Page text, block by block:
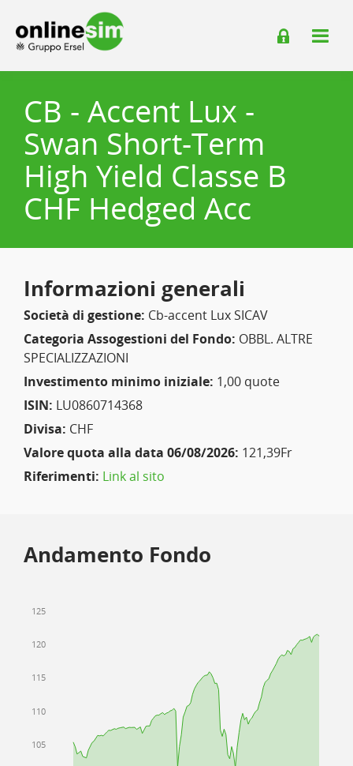
CB - Accent Lux -
Swan Short-Term
High Yield Classe B
CHF Hedged Acc
Informazioni generali
Società di gestione: Cb-accent Lux SICAV
Categoria Assogestioni del Fondo: OBBL. ALTRE
SPECIALIZZAZIONI
Investimento minimo iniziale: 1,00 quote
ISIN: LU0860714368
Divisa: CHF
Valore quota alla data 06/08/2026: 121,39Fr
Riferimenti: Link al sito
Andamento Fondo
105
110
115
120
125